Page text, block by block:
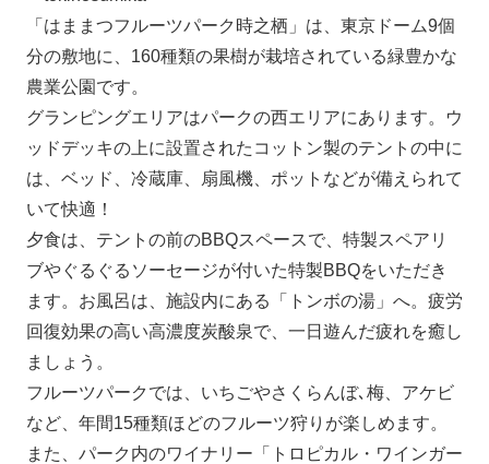
「はままつフルーツパーク時之栖」は、東京ドーム9個
分の敷地に、160種類の果樹が栽培されている緑豊かな
農業公園です。
グランピングエリアはパークの西エリアにあります。ウ
ッドデッキの上に設置されたコットン製のテントの中に
は、ベッド、冷蔵庫、扇風機、ポットなどが備えられて
いて快適！
夕食は、テントの前のBBQスペースで、特製スペアリ
ブやぐるぐるソーセージが付いた特製BBQをいただき
ます。お風呂は、施設内にある「トンボの湯」へ。疲労
回復効果の高い高濃度炭酸泉で、一日遊んだ疲れを癒し
ましょう。
フルーツパークでは、いちごやさくらんぼ､梅、アケビ
など、年間15種類ほどのフルーツ狩りが楽しめます。
また、パーク内のワイナリー「トロピカル・ワインガー